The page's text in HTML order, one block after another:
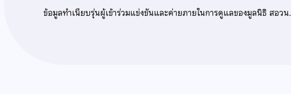
ข้อมูลทำเนียบรุ่นผู้เข้าร่วมแข่งขันและค่ายภายในการดูแลของมูลนิธิ สอวน.